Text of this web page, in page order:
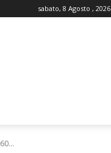
sabato, 8 Agosto , 2026